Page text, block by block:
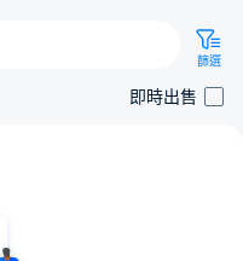
篩選
即時出售